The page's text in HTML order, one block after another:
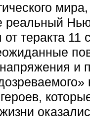
реальный
теракта 11
и